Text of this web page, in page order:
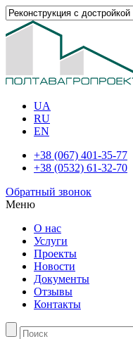
UA
RU
EN
+38 (067) 401-35-77
+38 (0532) 61-32-70
Обратный звонок
Меню
О нас
Услуги
Проекты
Новости
Документы
Отзывы
Контакты